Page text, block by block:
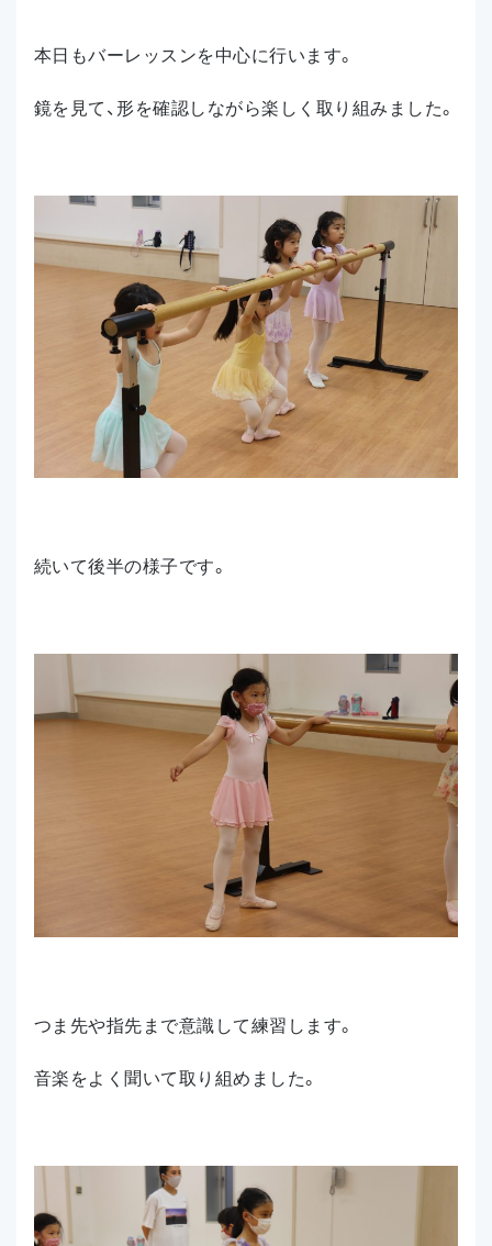
本日もバーレッスンを中心に行います。
鏡を見て、形を確認しながら楽しく取り組みました。
続いて後半の様子です。
つま先や指先まで意識して練習します。
音楽をよく聞いて取り組めました。